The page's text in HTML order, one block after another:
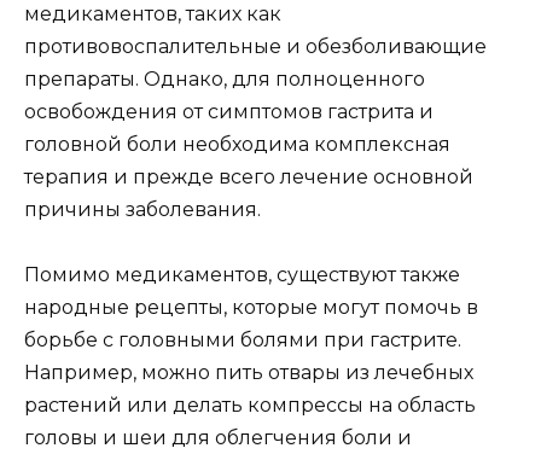
медикаментов, таких как
противовоспалительные и обезболивающие
препараты. Однако, для полноценного
освобождения от симптомов гастрита и
головной боли необходима комплексная
терапия и прежде всего лечение основной
причины заболевания.
Помимо медикаментов, существуют также
народные рецепты, которые могут помочь в
борьбе с головными болями при гастрите.
Например, можно пить отвары из лечебных
растений или делать компрессы на область
головы и шеи для облегчения боли и